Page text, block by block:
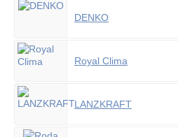
DENKO
Royal Clima
LANZKRAFT